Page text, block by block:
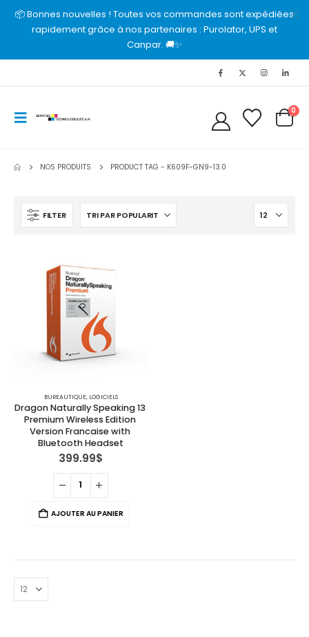
📦 Bonnes nouvelles ! Toutes vos commandes sont expédiées
rapidement grâce à nos partenaires : Purolator, UPS et
Canpar. 🚚✨
0
NOS PRODUITS PRODUCT TAG - K609F-GN9-13.0
FILTER
BUREAUTIQUE, LOGICIELS
Dragon Naturally Speaking 13
Premium Wireless Edition
Version Francaise with
Bluetooth Headset
399.99$
AJOUTER AU PANIER